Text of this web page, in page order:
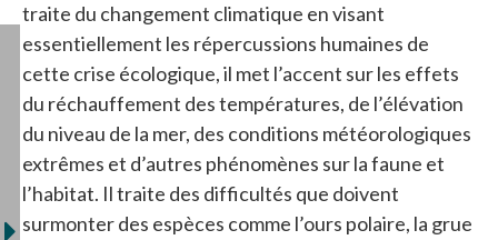
traite du changement climatique en visant
essentiellement les répercussions humaines de
cette crise écologique, il met l’accent sur les effets
du réchauffement des températures, de l’élévation
du niveau de la mer, des conditions météorologiques
extrêmes et d’autres phénomènes sur la faune et
l’habitat. Il traite des difficultés que doivent
surmonter des espèces comme l’ours polaire, la grue